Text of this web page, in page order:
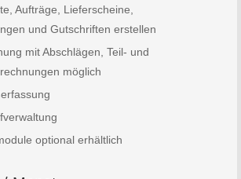
Aufträge, Lieferscheine,
und Gutschriften erstellen
mit Abschlägen, Teil- und
möglich
optional erhältlich